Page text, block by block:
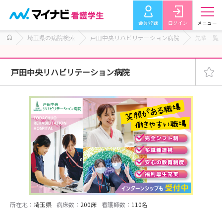
会員登録 ログイン メニュー
埼玉県の病院検索 戸田中央リハビリテーション病院 先輩一覧
戸田中央リハビリテーション病院
所在地： 埼玉県 病床数： 200床 看護師数： 110名